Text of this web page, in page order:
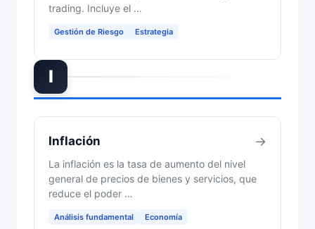
trading. Incluye el …
Gestión de Riesgo Estrategia
I
Inflación
La inflación es la tasa de aumento del nivel
general de precios de bienes y servicios, que
reduce el poder …
Análisis fundamental Economía
→